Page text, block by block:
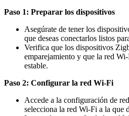
Paso 1: Preparar los dispositivos
Asegúrate de tener los
que deseas conectarlos listos
Verifica que los dispositivos
emparejamiento y que la red
estable.
Paso 2: Configurar la red Wi-Fi
Accede a la configuración de
selecciona la red Wi-Fi a la que